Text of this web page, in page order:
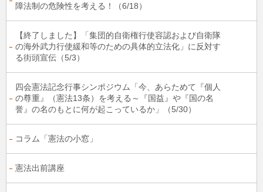
障法制の危険性を考える！（6/18）
【終了しました】「集団的自衛権行使容認および自衛隊
の海外武力行使緩和等のための具体的立法化」に反対す
る街頭宣伝（5/3）
四会憲法記念行事シンポジウム「今、あらためて『個人
の尊重』（憲法13条）を考える～『国益』や『国の名
誉』の名のもとに何が起こっているか」（5/30）
コラム「憲法の小窓」
憲法出前講座